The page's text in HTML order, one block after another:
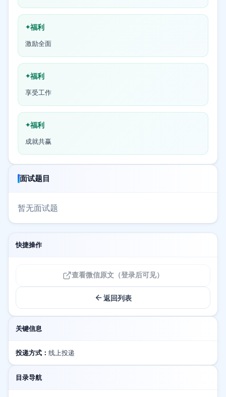
福利
激励全面
福利
享受工作
福利
成就共赢
面试题目
暂无面试题
快捷操作
查看微信原文（登录后可见）
返回列表
关键信息
投递方式： 线上投递
目录导航